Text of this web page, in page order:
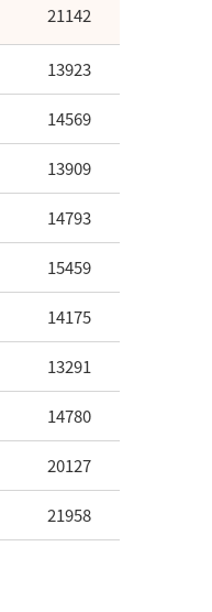
21142
13923
14569
13909
14793
15459
14175
13291
14780
20127
21958